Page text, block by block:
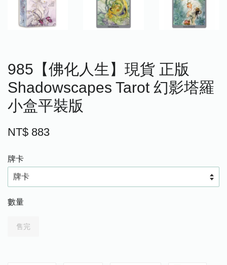
985【佛化人生】現貨 正版
Shadowscapes Tarot 幻影塔羅
小盒平裝版
NT$ 883
牌卡
數量
售完